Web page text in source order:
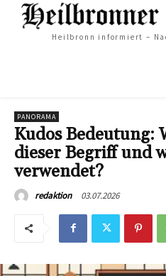
Heilbronn informiert –
PANORAMA
Kudos Bedeutung:
dieser Begriff und
verwendet?
redaktion 03.07.2026